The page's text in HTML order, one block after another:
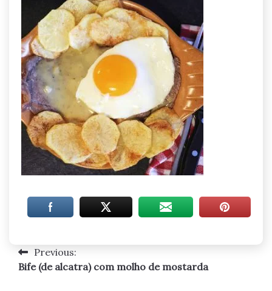
Navegação
Previous:
Bife (de alcatra) com molho de mostarda